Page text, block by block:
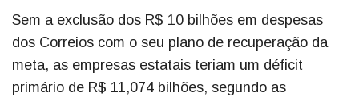
Sem a exclusão dos R$ 10 bilhões em despesas
dos Correios com o seu plano de recuperação da
meta, as empresas estatais teriam um déficit
primário de R$ 11,074 bilhões, segundo as